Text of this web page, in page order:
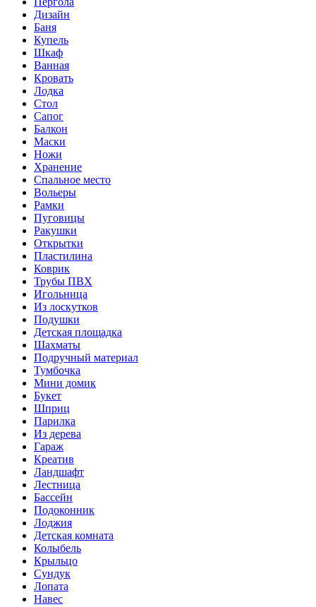
Дизайн
Баня
Купель
Шкаф
Ванная
Кровать
Лодка
Стол
Сапог
Балкон
Маски
Ножи
Хранение
Спальное место
Вольеры
Рамки
Пуговицы
Ракушки
Открытки
Пластилина
Коврик
Трубы ПВХ
Игольница
Из лоскутков
Подушки
Детская площадка
Шахматы
Подручный материал
Тумбочка
Мини домик
Букет
Шприц
Парилка
Из дерева
Гараж
Креатив
Ландшафт
Лестница
Бассейн
Подоконник
Лоджия
Детская комната
Колыбель
Крыльцо
Сундук
Лопата
Навес